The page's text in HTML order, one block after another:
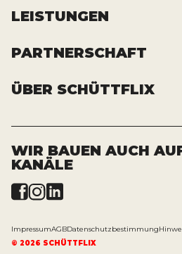
LEISTUNGEN
Baustoffe kaufen
Container mieten
Transporte bestellen
PARTNERSCHAFT
Zusammenarbeit
Registrierung
ÜBER SCHÜTTFLIX
Über das Unternehmen
Offene Stellen
News und Presse
WIR BAUEN AUCH
KANÄLE
ImpressumAGBDatenschutzbestimmung
© 2026 SCHÜTTFLIX